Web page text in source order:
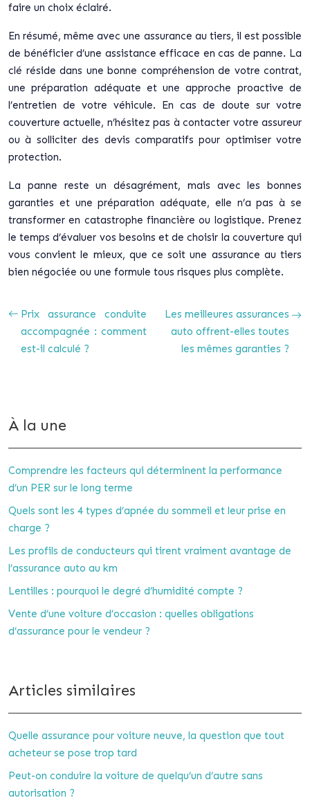
faire un choix éclairé.
En résumé, même avec une assurance au tiers, il est possible
de bénéficier d’une assistance efficace en cas de panne. La
clé réside dans une bonne compréhension de votre contrat,
une préparation adéquate et une approche proactive de
l’entretien de votre véhicule. En cas de doute sur votre
couverture actuelle, n’hésitez pas à contacter votre assureur
ou à solliciter des devis comparatifs pour optimiser votre
protection.
La panne reste un désagrément, mais avec les bonnes
garanties et une préparation adéquate, elle n’a pas à se
transformer en catastrophe financière ou logistique. Prenez
le temps d’évaluer vos besoins et de choisir la couverture qui
vous convient le mieux, que ce soit une assurance au tiers
bien négociée ou une formule tous risques plus complète.
Prix assurance conduite
accompagnée : comment
est-il calculé ?
Les meilleures assurances
auto offrent-elles toutes
les mêmes garanties ?
À la une
Comprendre les facteurs qui déterminent la performance
d’un PER sur le long terme
Quels sont les 4 types d’apnée du sommeil et leur prise en
charge ?
Les profils de conducteurs qui tirent vraiment avantage de
l’assurance auto au km
Lentilles : pourquoi le degré d’humidité compte ?
Vente d’une voiture d’occasion : quelles obligations
d’assurance pour le vendeur ?
Articles similaires
Quelle assurance pour voiture neuve, la question que tout
acheteur se pose trop tard
Peut-on conduire la voiture de quelqu’un d’autre sans
autorisation ?